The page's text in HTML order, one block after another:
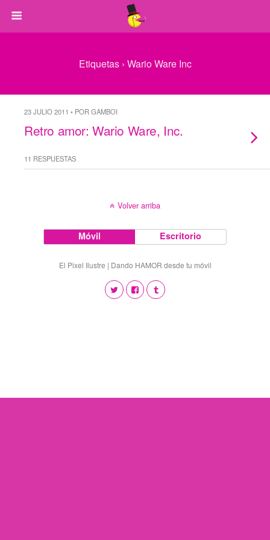
Etiquetas › Wario Ware Inc
23 JULIO 2011 • POR GAMBOI
Retro amor: Wario Ware, Inc.
11 RESPUESTAS
Volver arriba
Móvil Escritorio
El Pixel Ilustre | Dando HAMOR desde tu móvil